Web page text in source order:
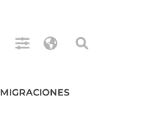
MIGRACIONES